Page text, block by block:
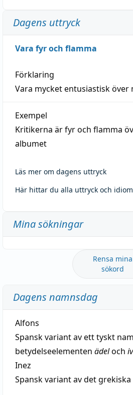
Dagens uttryck
Vara fyr och flamma
Förklaring
Vara mycket entusiastisk över
Exempel
Kritikerna är fyr och flamma
albumet
Läs mer om dagens uttryck
Här hittar du alla uttryck och idiom
Mina sökningar
Rensa mina
sökord
Dagens namnsdag
Alfons
Spansk variant av ett tyskt
betydelseelementen ädeloch
Inez
Spansk variant av det